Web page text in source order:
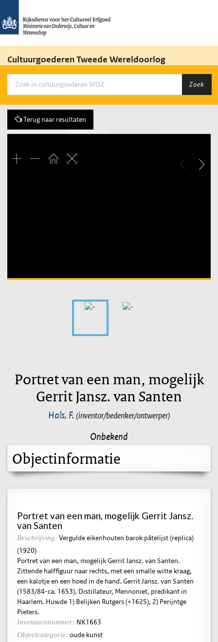
Cultuurgoederen Tweede Wereldoorlog
Zoek
Terug naar resultaten
Portret van een man, mogelijk
Gerrit Jansz. van Santen
Hals, F. (inventor/bedenker/ontwerper)
Onbekend
Objectinformatie
Portret van een man, mogelijk Gerrit Jansz.
van Santen
Beschrijving: Vergulde eikenhouten barok pâtelijst (replica)
(1920)
Portret van een man, mogelijk Gerrit Jansz. van Santen.
Zittende halffiguur naar rechts, met een smalle witte kraag,
een kalotje en een hoed in de hand. Gerrit Jansz. van Santen
(1583/84-ca. 1653). Distillateur, Mennoniet, predikant in
Haarlem. Huwde 1) Belijken Rutgers (+1625), 2) Perijntge
Pieters.
Inventarisnummer: NK1663
Objectcategorie: oude kunst